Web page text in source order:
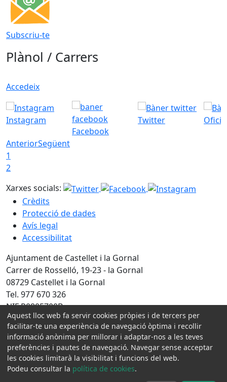
Subscriu-te
Plànol / Carrers
Accedeix
Instagram
Facebook
Twitter
AnteriorSegüent
1
2
Xarxes socials:
Crèdits
Protecció de dades
Avís legal
Accessibilitat
Ajuntament de Castellet i la Gornal
Carrer de Rosselló, 19-23 - la Gornal
08729 Castellet i la Gornal
Tel. 977 670 326
NIF P0805700B
Amb la col·laboració de:
Aquest lloc web fa servir cookies pròpies i de tercers per
facilitar-te una experiència de navegació òptima i recollir
informació anònima per millorar i adaptar-nos a les teves
preferències i pautes de navegació. Navegar sense acceptar
les cookies limitarà la visibilitat i funcions del web.
Podeu consultar la política de cookies.